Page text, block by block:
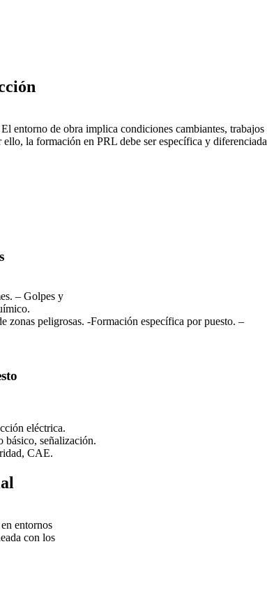
entorno de obra implica condiciones cambiantes, trabajos
la formación en PRL debe ser específica y diferenciada
– Golpes y
zonas peligrosas. -Formación específica por puesto. –
eléctrica.
básico, señalización.
CAE.
entornos
con los